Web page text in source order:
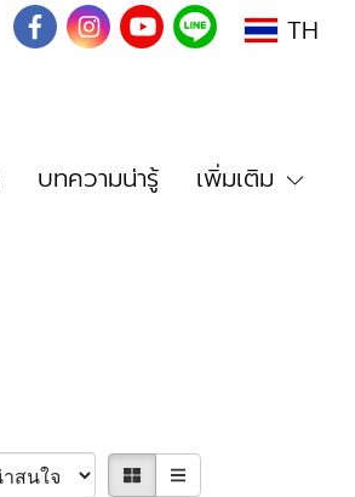
TH
บทความน่ารู้ เพิ่มเติม